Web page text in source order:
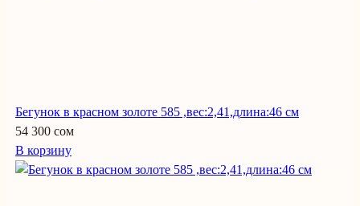
Бегунок в красном золоте 585 ,вес:2,41,длина:46 см
54 300 сом
В корзину